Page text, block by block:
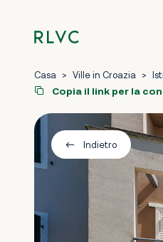
Casa > Ville in Croazia >
Copia il link per la
Indietro